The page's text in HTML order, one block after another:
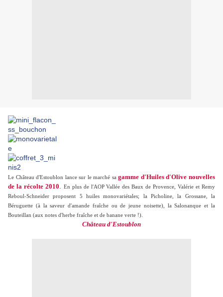
Le Château d'Estoublon lance sur le marché sagamme d'Huiles d'Olive nouvelles
de la récolte 2010
En plus de l'AOP Vallée des Baux de Provence, Valérie et Remy
Reboul-Schneider proposent 5 huiles monovariétales; la Picholine, la Grossane, la
Béruguette (à la saveur d'amande fraîche ou de jeune noisette), la Salonanque et la
Bouteillan (aux notes d'herbe fraîche et de banane verte !).
Château d'Estoublon